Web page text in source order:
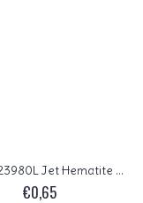
FP1-03-23980L Jet Hematite Czech Glass Facet Firepolish 3mm 50 stuks
€0,65